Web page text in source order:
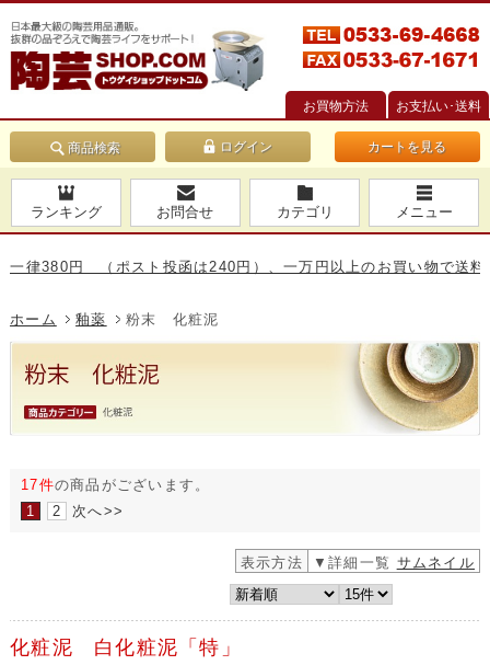
お買物方法 お支払い･送料
商品検索 カートを見る
ランキング お問合せ カテゴリ メニュー
円 （ポスト投函は240円）、一万円以上のお買い物で送料無料で
ホーム 釉薬 粉末 化粧泥
17件の商品がございます。
1
2 次へ>>
表示方法 ▼詳細一覧 サムネイル
化粧泥 白化粧泥「特」